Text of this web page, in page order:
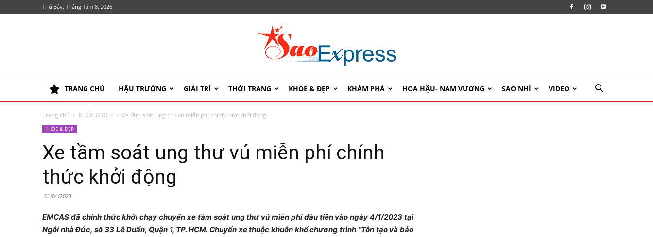
Thứ Bảy, Tháng Tám 8, 2026
SaoExpress
TRANG CHỦ HẬU TRƯỜNG GIẢI TRÍ THỜI TRANG KHỎE & ĐẸP KHÁM PHÁ HOA HẬU- NAM VƯƠNG SAO NHÍ VIDEO
Trang chủ KHỎE & ĐẸP Xe tầm soát ung thư vú miễn phí chính thức khởi động
KHỎE & ĐẸP
Xe tầm soát ung thư vú miễn phí chính
thức khởi động
01/04/2023
EMCAS đã chính thức khởi chạy chuyến xe tầm soát ung thư vú miễn phí đầu tiên vào ngày 4/1/2023 tại
Ngôi nhà Đức, số 33 Lê Duẩn, Quận 1, TP. HCM. Chuyến xe thuộc khuôn khổ chương trình “Tôn tạo và bảo